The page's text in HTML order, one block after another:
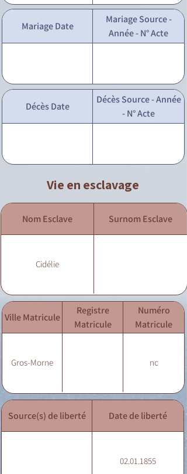
Mariage Date
Mariage Source -
Année - N° Acte
Décès Date
Décès Source - Année
- N° Acte
Vie en esclavage
Nom Esclave Surnom Esclave
Cidélie
Ville Matricule
Registre
Matricule
Numéro
Matricule
Gros-Morne nc
Source(s) de liberté Date de liberté
02.01.1855